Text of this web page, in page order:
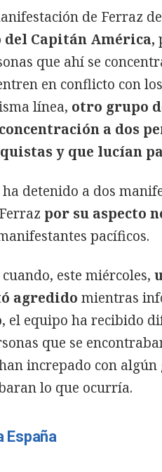
de Ferraz
del Capitán América,
que ahí se
en conflicto con
línea, otro grupo
a dos
y que lucían
detenido a dos
por su aspecto
pacíficos.
este miércoles,
agredido mientras
, el equipo ha recibido
que se
increpado con algún
lo que ocurría.
España